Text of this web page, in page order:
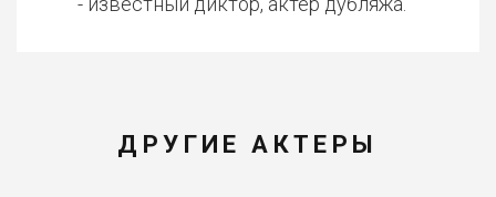
ДРУГИЕ АКТЕРЫ